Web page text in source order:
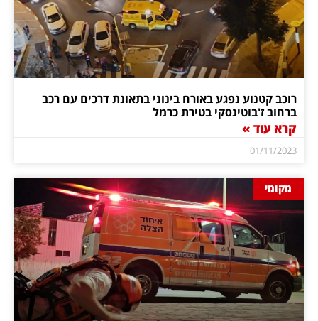
רוכב קטנוע נפגע באורח בינוני בתאונת דרכים עם רכב
ברחוב ז'בוטינסקי בטירת כרמל
קרא עוד »
01/11/2023
מקומי